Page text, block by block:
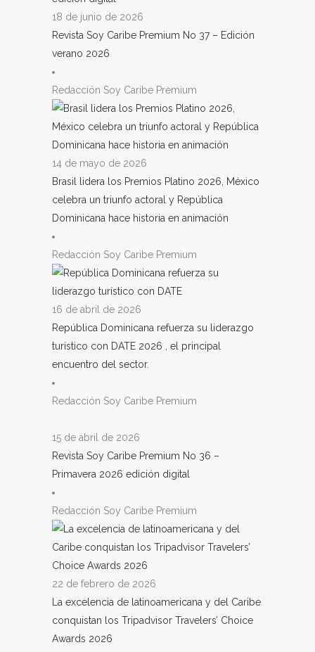
18 de junio de 2026
Revista Soy Caribe Premium No 37 – Edición
verano 2026
Redacción Soy Caribe Premium
14 de mayo de 2026
Brasil lidera los Premios Platino 2026, México
celebra un triunfo actoral y República
Dominicana hace historia en animación
Redacción Soy Caribe Premium
16 de abril de 2026
República Dominicana refuerza su liderazgo
turístico con DATE 2026 , el principal
encuentro del sector.
Redacción Soy Caribe Premium
15 de abril de 2026
Revista Soy Caribe Premium No 36 –
Primavera 2026 edición digital
Redacción Soy Caribe Premium
22 de febrero de 2026
La excelencia de latinoamericana y del Caribe
conquistan los Tripadvisor Travelers’ Choice
Awards 2026